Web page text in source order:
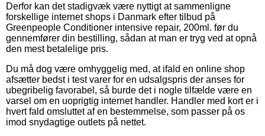
Derfor kan det stadigvæk være nyttigt at sammenligne
forskellige internet shops i Danmark efter tilbud på
Greenpeople Conditioner intensive repair, 200ml. før du
gennemfører din bestilling, sådan at man er tryg ved at opnå
den mest betalelige pris.
Du må dog være omhyggelig med, at ifald en online shop
afsætter bedst i test varer for en udsalgspris der anses for
ubegribelig favorabel, så burde det i nogle tilfælde være en
varsel om en uoprigtig internet handler. Handler med kort er i
hvert fald omsluttet af en bestemmelse, som passer på os
imod snydagtige outlets på nettet.